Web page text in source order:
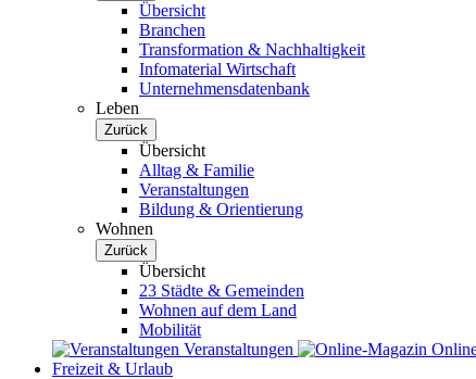
Übersicht
Branchen
Transformation & Nachhaltigkeit
Infomaterial Wirtschaft
Unternehmensdatenbank
Leben
Zurück
Übersicht
Alltag & Familie
Veranstaltungen
Bildung & Orientierung
Wohnen
Zurück
Übersicht
23 Städte & Gemeinden
Wohnen auf dem Land
Mobilität
Veranstaltungen
Freizeit & Urlaub